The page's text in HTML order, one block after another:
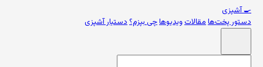
🍳آشپزی
دستور پخت‌هامقالاتویدیوهاچی بپزم؟دستیار آشپزی